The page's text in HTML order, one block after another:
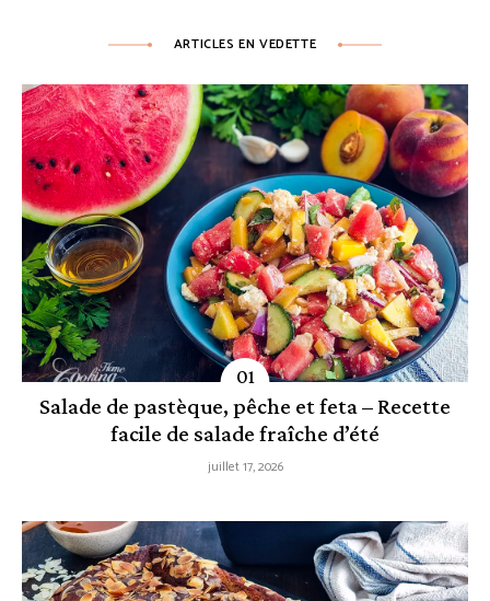
ARTICLES EN VEDETTE
Salade de pastèque, pêche et feta – Recette
facile de salade fraîche d’été
juillet 17, 2026